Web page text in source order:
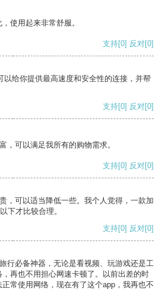
使用起来非常舒服。
支持[0] 反对[0]
以给你提供最高速度和安全性的连接，并帮
支持[0] 反对[0]
，可以满足我所有的购物需求。
支持[0] 反对[0]
，可以适当降低一些。我个人觉得，一款加
下才比较合理。
支持[0] 反对[0]
行必备神器，无论是看视频、玩游戏还是工
再也不用担心网速卡顿了。以前出差的时
常使用网络，现在有了这个app，我再也不